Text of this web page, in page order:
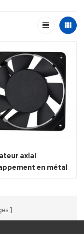
axial
en métal